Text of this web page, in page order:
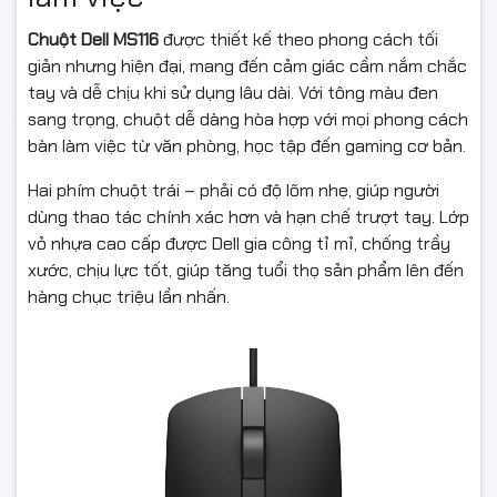
Chuột Dell MS116được thiết kế theo phong cách tối
giản nhưng hiện đại, mang đến cảm giác cầm nắm chắc
tay và dễ chịu khi sử dụng lâu dài. Với tông màu đen
sang trọng, chuột dễ dàng hòa hợp với mọi phong cách
bàn làm việc từ văn phòng, học tập đến gaming cơ bản.
Hai phím chuột trái – phải có độ lõm nhẹ, giúp người
dùng thao tác chính xác hơn và hạn chế trượt tay. Lớp
vỏ nhựa cao cấp được Dell gia công tỉ mỉ, chống trầy
xước, chịu lực tốt, giúp tăng tuổi thọ sản phẩm lên đến
hàng chục triệu lần nhấn.